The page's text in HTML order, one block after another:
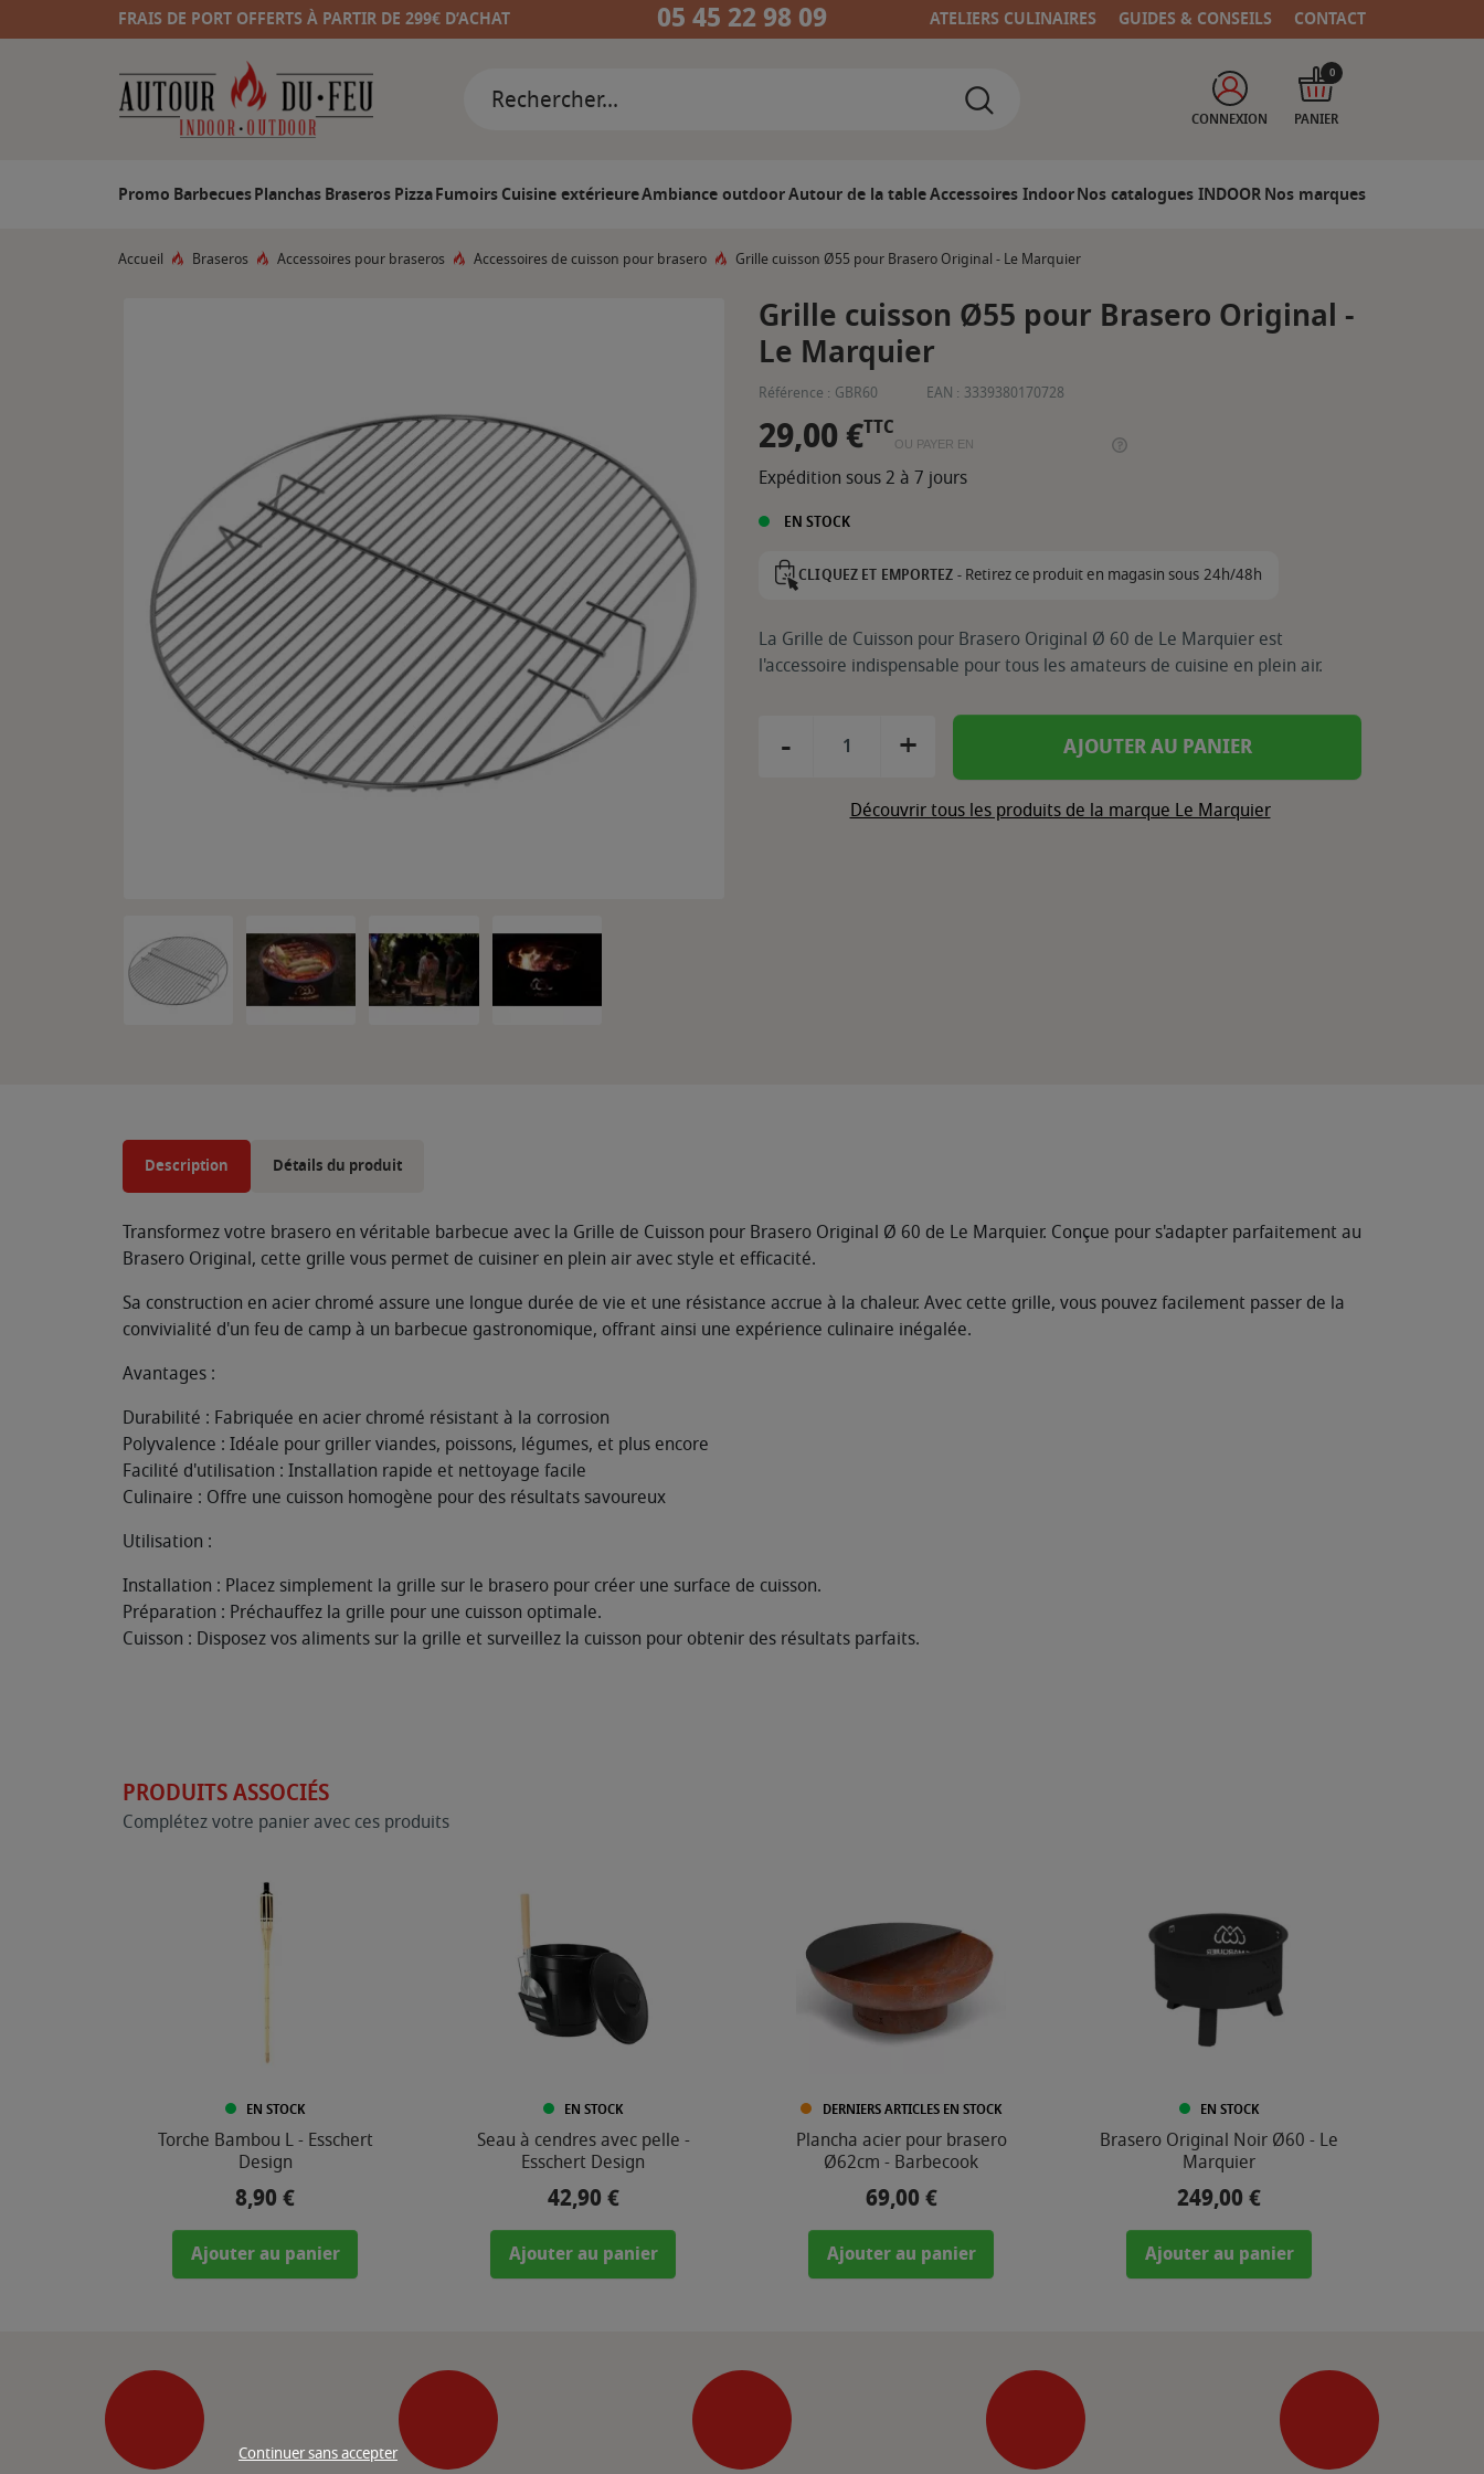
FRAIS DE PORT OFFERTS À PARTIR DE 299€ D’ACHAT 05 45 22 98 09 ATELIERS CULINAIRES GUIDES & CONSEILS CONTACT
CONNEXION PANIER
0
Promo BarbecuesPlanchasBraserosPizzaFumoirsCuisine extérieureAmbiance outdoorAutour de la tableAccessoires IndoorNos catalogues INDOORNos marques
Accueil Braseros Accessoires pour braseros Accessoires de cuisson pour brasero Grille cuisson Ø55 pour Brasero Original - Le Marquier
Grille cuisson Ø55 pour Brasero Original -
Le Marquier
Référence : GBR60 EAN : 3339380170728
29,00 €TTC
OU PAYER EN
Expédition sous 2 à 7 jours
EN STOCK
CLIQUEZ ET EMPORTEZ -Retirez ce produit en magasin sous 24h/48h
La Grille de Cuisson pour Brasero Original Ø 60 de Le Marquier est
l'accessoire indispensable pour tous les amateurs de cuisine en plein air.
- + AJOUTER AU PANIER
Découvrir tous les produits de la marque Le Marquier
Description Détails du produit
Transformez votre brasero en véritable barbecue avec la Grille de Cuisson pour Brasero Original Ø 60 de Le Marquier. Conçue pour s'adapter parfaitement au
Brasero Original, cette grille vous permet de cuisiner en plein air avec style et efficacité.
Sa construction en acier chromé assure une longue durée de vie et une résistance accrue à la chaleur. Avec cette grille, vous pouvez facilement passer de la
convivialité d'un feu de camp à un barbecue gastronomique, offrant ainsi une expérience culinaire inégalée.
Avantages :
Durabilité : Fabriquée en acier chromé résistant à la corrosion
Polyvalence : Idéale pour griller viandes, poissons, légumes, et plus encore
Facilité d'utilisation : Installation rapide et nettoyage facile
Culinaire : Offre une cuisson homogène pour des résultats savoureux
Utilisation :
Installation : Placez simplement la grille sur le brasero pour créer une surface de cuisson.
Préparation : Préchauffez la grille pour une cuisson optimale.
Cuisson : Disposez vos aliments sur la grille et surveillez la cuisson pour obtenir des résultats parfaits.
PRODUITS ASSOCIÉS
Complétez votre panier avec ces produits
EN STOCK
Torche Bambou L - Esschert
Design
Prix
8,90 €
Ajouter au panier
EN STOCK
Seau à cendres avec pelle -
Esschert Design
Prix
42,90 €
Ajouter au panier
DERNIERS ARTICLES EN STOCK
Plancha acier pour brasero
Ø62cm - Barbecook
Prix
69,00 €
Ajouter au panier
EN STOCK
Brasero Original Noir Ø60 - Le
Marquier
Prix
249,00 €
Ajouter au panier
Continuer sans accepter